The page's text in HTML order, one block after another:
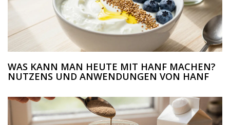
WAS KANN MAN HEUTE MIT HANF MACHEN?
NUTZENS UND ANWENDUNGEN VON HANF